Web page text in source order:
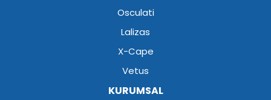
Osculati
Lalizas
X-Cape
Vetus
KURUMSAL